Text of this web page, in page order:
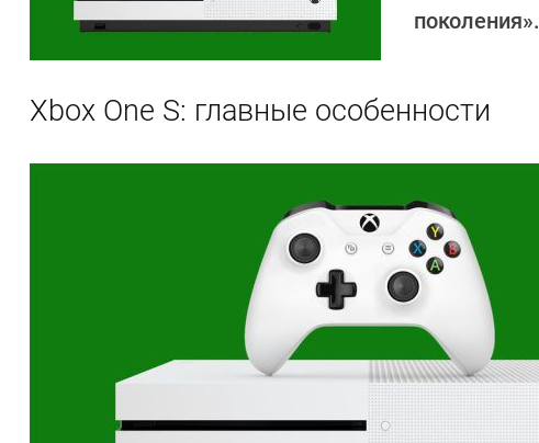
поколения».
Xbox One S: главные особенности